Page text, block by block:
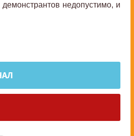
недопустимо, и